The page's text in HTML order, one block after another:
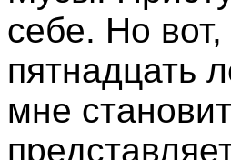
себе. Но
пятнадцать
мне